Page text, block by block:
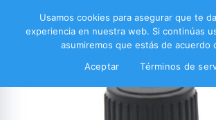
Usamos cookies para asegurar que te
experiencia en nuestra web. Si continúas
asumiremos que estás de acuerdo
Aceptar
Términos de